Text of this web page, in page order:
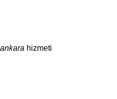
hizmeti